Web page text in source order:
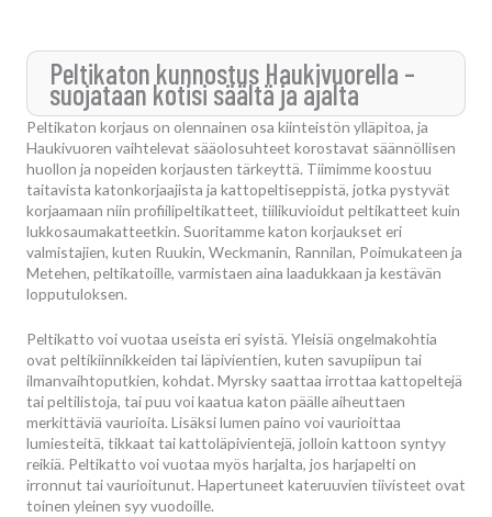
Peltikaton kunnostus Haukivuorella –
suojataan kotisi säältä ja ajalta
Peltikaton korjaus on olennainen osa kiinteistön ylläpitoa, ja
Haukivuoren vaihtelevat sääolosuhteet korostavat säännöllisen
huollon ja nopeiden korjausten tärkeyttä. Tiimimme koostuu
taitavista katonkorjaajista ja kattopeltiseppistä, jotka pystyvät
korjaamaan niin profiilipeltikatteet, tiilikuvioidut peltikatteet kuin
lukkosaumakatteetkin. Suoritamme katon korjaukset eri
valmistajien, kuten Ruukin, Weckmanin, Rannilan, Poimukateen ja
Metehen, peltikatoille, varmistaen aina laadukkaan ja kestävän
lopputuloksen.
Peltikatto voi vuotaa useista eri syistä. Yleisiä ongelmakohtia
ovat peltikiinnikkeiden tai läpivientien, kuten savupiipun tai
ilmanvaihtoputkien, kohdat. Myrsky saattaa irrottaa kattopeltejä
tai peltilistoja, tai puu voi kaatua katon päälle aiheuttaen
merkittäviä vaurioita. Lisäksi lumen paino voi vaurioittaa
lumiesteitä, tikkaat tai kattoläpivientejä, jolloin kattoon syntyy
reikiä. Peltikatto voi vuotaa myös harjalta, jos harjapelti on
irronnut tai vaurioitunut. Hapertuneet kateruuvien tiivisteet ovat
toinen yleinen syy vuodoille.